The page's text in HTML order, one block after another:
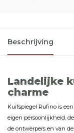
Beschrijving
Landelijke
charme
Kuifspiegel Rufino is
eigen persoonlijkheid,
de ontwerpers en van